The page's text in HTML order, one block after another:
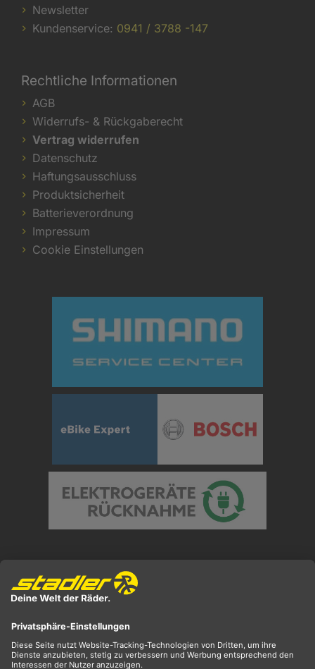
Newsletter
Kundenservice: 0941 / 3788 -147
Rechtliche Informationen
AGB
Widerrufs- & Rückgaberecht
Vertrag widerrufen
Datenschutz
Haftungsausschluss
Produktsicherheit
Batterieverordnung
Impressum
Cookie Einstellungen